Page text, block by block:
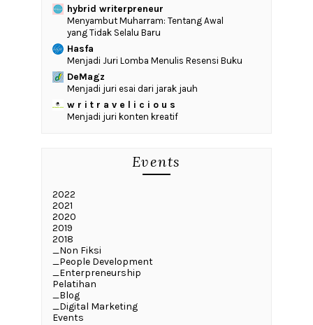
hybrid writerpreneur
Menyambut Muharram: Tentang Awal
yang Tidak Selalu Baru
Hasfa
Menjadi Juri Lomba Menulis Resensi Buku
DeMagz
Menjadi juri esai dari jarak jauh
w r i t r a v e l i c i o u s
Menjadi juri konten kreatif
Events
2022
2021
2020
2019
2018
_Non Fiksi
_People Development
_Enterpreneurship
Pelatihan
_Blog
_Digital Marketing
Events